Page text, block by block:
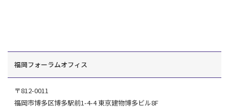
福岡フォーラムオフィス
〒812-0011
福岡市博多区博多駅前1-4-4 東京建物博多ビル8F